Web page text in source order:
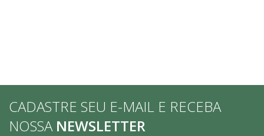
CADASTRE SEU E-MAIL E RECEBA
NOSSA NEWSLETTER